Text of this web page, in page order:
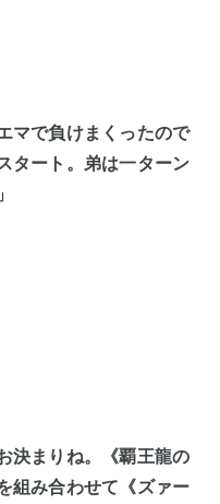
マで負けまくったので
タート。弟は一ターン
決まりね。《覇王龍の
組み合わせて《ズァー